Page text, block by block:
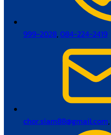
999-2028,084-224-2419
chor.siam88@gmail.com,